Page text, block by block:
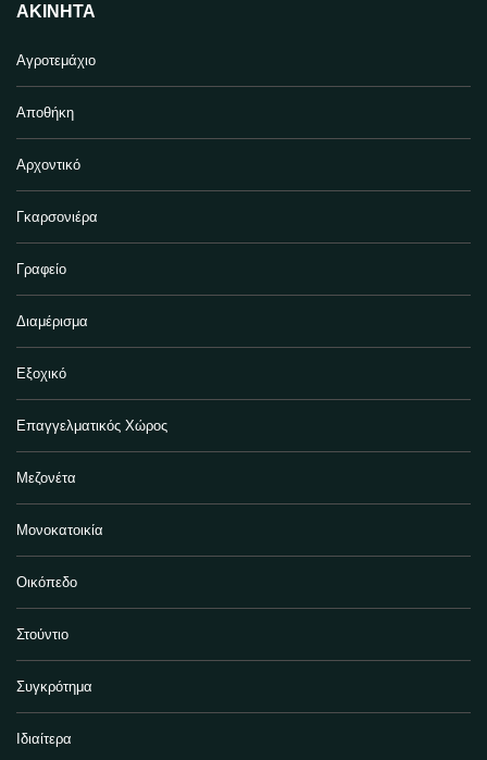
ΑΚΊΝΗΤΑ
Αγροτεμάχιο
Αποθήκη
Αρχοντικό
Γκαρσονιέρα
Γραφείο
Διαμέρισμα
Εξοχικό
Επαγγελματικός Χώρος
Μεζονέτα
Μονοκατοικία
Οικόπεδο
Στούντιο
Συγκρότημα
Ιδιαίτερα